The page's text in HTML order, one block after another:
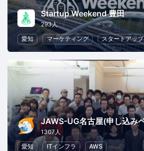
Startup Weekend 豊田
293人
愛知
マーケティング スタートアップ
1307人
愛知
ITインフラ AWS